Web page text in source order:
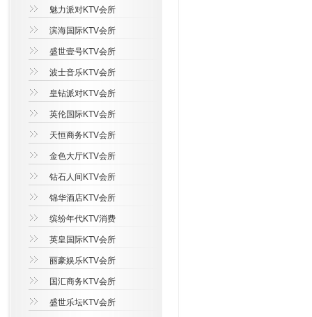
魅力派对KTV会所
滨海国际KTV会所
盛世壹号KTV会所
波士音乐KTV会所
皇钻派对KTV会所
英伦国际KTV会所
天恒商务KTV会所
金色大厅KTV会所
钻石人间KTV会所
锦华酒店KTV会所
缤纷年代KTV消费
英皇国际KTV会所
丽豪娱乐KTV会所
国汇商务KTV会所
盛世乐坛KTV会所